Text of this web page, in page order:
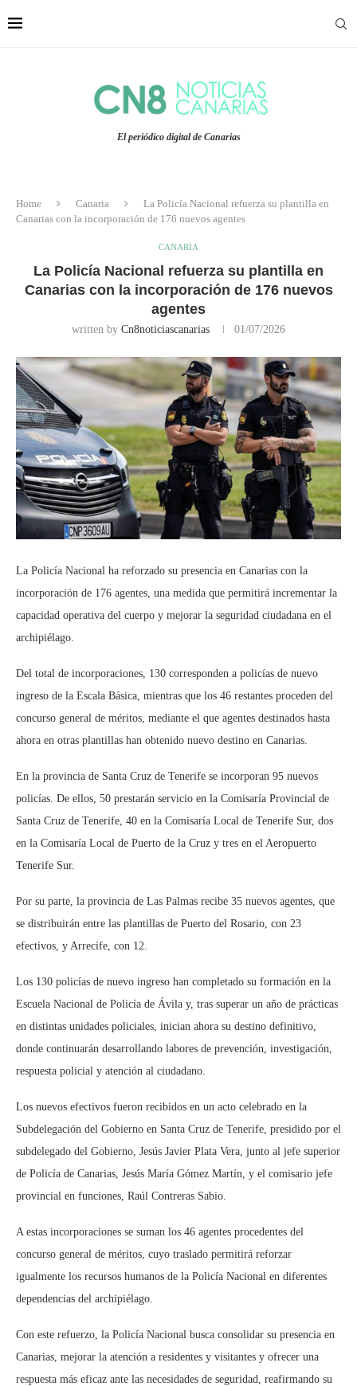
El periódico digital de Canarias
Home Canaria
La Policía Nacional refuerza su plantilla en
Canarias con la incorporación de 176 nuevos agentes
CANARIA
La Policía Nacional refuerza su plantilla en
Canarias con la incorporación de 176 nuevos
agentes
written by Cn8noticiascanarias 01/07/2026
La Policía Nacional ha reforzado su presencia en Canarias con la
incorporación de 176 agentes, una medida que permitirá incrementar la
capacidad operativa del cuerpo y mejorar la seguridad ciudadana en el
archipiélago.
Del total de incorporaciones, 130 corresponden a policías de nuevo
ingreso de la Escala Básica, mientras que los 46 restantes proceden del
concurso general de méritos, mediante el que agentes destinados hasta
ahora en otras plantillas han obtenido nuevo destino en Canarias.
En la provincia de Santa Cruz de Tenerife se incorporan 95 nuevos
policías. De ellos, 50 prestarán servicio en la Comisaría Provincial de
Santa Cruz de Tenerife, 40 en la Comisaría Local de Tenerife Sur, dos
en la Comisaría Local de Puerto de la Cruz y tres en el Aeropuerto
Tenerife Sur.
Por su parte, la provincia de Las Palmas recibe 35 nuevos agentes, que
se distribuirán entre las plantillas de Puerto del Rosario, con 23
efectivos, y Arrecife, con 12.
Los 130 policías de nuevo ingreso han completado su formación en la
Escuela Nacional de Policía de Ávila y, tras superar un año de prácticas
en distintas unidades policiales, inician ahora su destino definitivo,
donde continuarán desarrollando labores de prevención, investigación,
respuesta policial y atención al ciudadano.
Los nuevos efectivos fueron recibidos en un acto celebrado en la
Subdelegación del Gobierno en Santa Cruz de Tenerife, presidido por el
subdelegado del Gobierno, Jesús Javier Plata Vera, junto al jefe superior
de Policía de Canarias, Jesús María Gómez Martín, y el comisario jefe
provincial en funciones, Raúl Contreras Sabio.
A estas incorporaciones se suman los 46 agentes procedentes del
concurso general de méritos, cuyo traslado permitirá reforzar
igualmente los recursos humanos de la Policía Nacional en diferentes
dependencias del archipiélago.
Con este refuerzo, la Policía Nacional busca consolidar su presencia en
Canarias, mejorar la atención a residentes y visitantes y ofrecer una
respuesta más eficaz ante las necesidades de seguridad, reafirmando su